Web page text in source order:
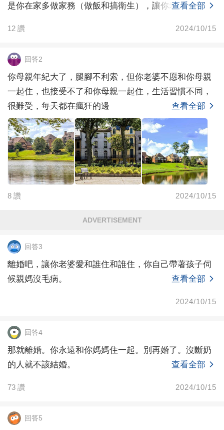
是你在家多做家務（做飯和搞衛生），讓你老婆覺得挺
查看全部
12 讚 2024/10/15
回答2
你母親年紀大了，腿腳不利索，但你老婆不愿和你母親
一起住，也接受不了和你母親一起住，生活習慣不同，
很難受，每天都在瘋狂的邊
查看全部
8 讚 2024/10/15
ADVERTISEMENT
回答3
離婚吧，讓你老婆愛和誰住和誰住，你自己帶著孩子伺
候親媽沒毛病。
查看全部
2024/10/15
回答4
那就離婚。你永遠和你媽媽住一起。別再婚了。沒斷奶
的人就不該結婚。
查看全部
73 讚 2024/10/15
回答5